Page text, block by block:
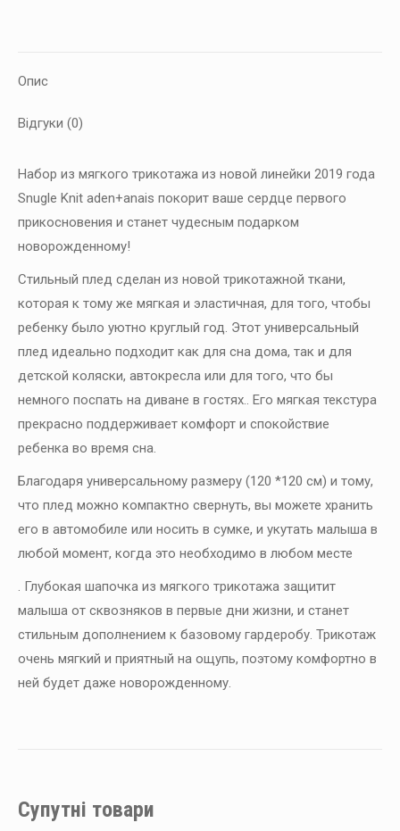
Опис
Відгуки (0)
Набор из мягкого трикотажа из новой линейки 2019 года
Snugle Knit aden+anais покорит ваше сердце первого
прикосновения и станет чудесным подарком
новорожденному!
Стильный плед сделан из новой трикотажной ткани,
которая к тому же мягкая и эластичная, для того, чтобы
ребенку было уютно круглый год. Этот универсальный
плед идеально подходит как для сна дома, так и для
детской коляски, автокресла или для того, что бы
немного поспать на диване в гостях.. Его мягкая текстура
прекрасно поддерживает комфорт и спокойствие
ребенка во время сна.
Благодаря универсальному размеру (120 *120 см) и тому,
что плед можно компактно свернуть, вы можете хранить
его в автомобиле или носить в сумке, и укутать малыша в
любой момент, когда это необходимо в любом месте
. Глубокая шапочка из мягкого трикотажа защитит
малыша от сквозняков в первые дни жизни, и станет
стильным дополнением к базовому гардеробу. Трикотаж
очень мягкий и приятный на ощупь, поэтому комфортно в
ней будет даже новорожденному.
Супутні товари